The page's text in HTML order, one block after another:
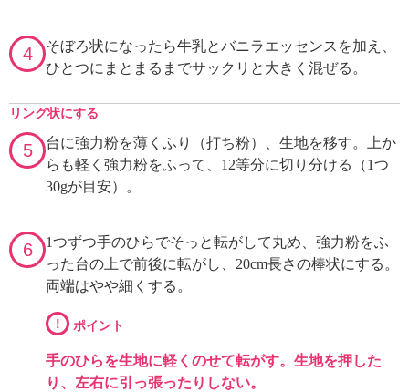
4
そぼろ状になったら牛乳とバニラエッセンスを加え、
ひとつにまとまるまでサックリと大きく混ぜる。
リング状にする
5
台に強力粉を薄くふり（打ち粉）、生地を移す。上か
らも軽く強力粉をふって、12等分に切り分ける（1つ
30gが目安）。
6
1つずつ手のひらでそっと転がして丸め、強力粉をふ
った台の上で前後に転がし、20cm長さの棒状にする。
両端はやや細くする。
! ポイント
手のひらを生地に軽くのせて転がす。生地を押した
り、左右に引っ張ったりしない。